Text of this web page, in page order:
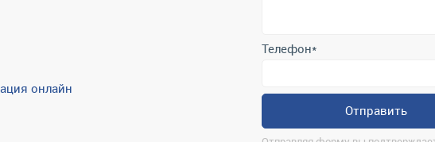
онлайн